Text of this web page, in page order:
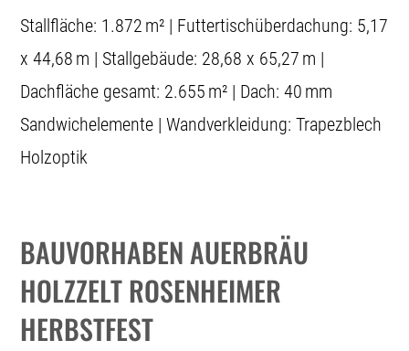
Stallfläche: 1.872 m² | Futtertischüberdachung: 5,17
x 44,68 m | Stallgebäude: 28,68 x 65,27 m |
Dachfläche gesamt: 2.655 m² | Dach: 40 mm
Sandwichelemente | Wandverkleidung: Trapezblech
Holzoptik
BAUVORHABEN AUERBRÄU
HOLZZELTROSENHEIMER
HERBSTFEST